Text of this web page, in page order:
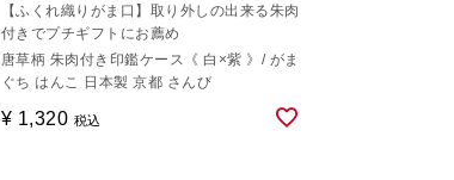
【ふくれ織りがま口】取り外しの出来る朱肉
付きでプチギフトにお薦め
唐草柄 朱肉付き印鑑ケース《 白×紫 》/ がま
ぐち はんこ 日本製 京都 さんび
¥ 1,320 税込